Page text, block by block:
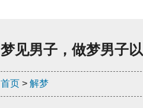
梦见男子，做梦男子
首页 > 解梦